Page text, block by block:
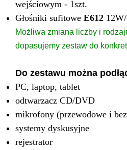
wejściowym - 1szt.
Głośniki sufitowe E612
Możliwa zmiana liczby i
dopasujemy zestaw do
Do zestawu można
PC, laptop, tablet
odtwarzacz CD/DVD
mikrofony (przewodowe i
systemy dyskusyjne
rejestrator